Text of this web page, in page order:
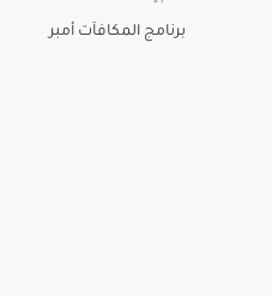
برنامج المكافآت أمبر